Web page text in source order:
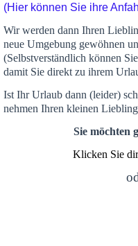
(Hier können Sie ihre
Wir werden dann Ihren
neue Umgebung gewöhnen
(Selbstverständlich können
damit Sie direkt zu ihrem
Ist Ihr Urlaub dann (leider)
nehmen Ihren kleinen
Sie möchten
Klicken Sie